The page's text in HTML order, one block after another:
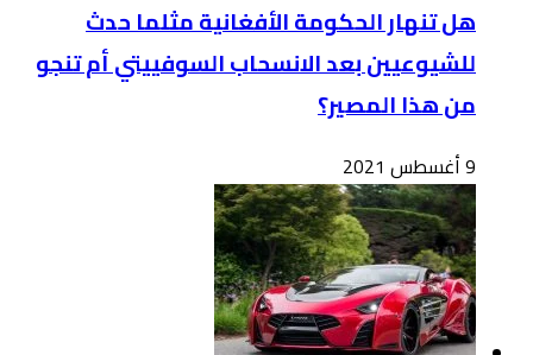
هل تنهار الحكومة الأفغانية مثلما حدث
للشيوعيين بعد الانسحاب السوفييتي أم تنجو
من هذا المصير؟
9 أغسطس 2021